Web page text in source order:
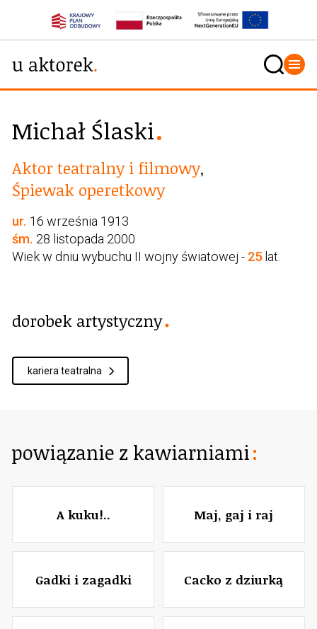
Michał Ślaski
Aktor teatralny i filmowy,
Śpiewak operetkowy
ur. 16 września 1913
śm. 28 listopada 2000
Wiek w dniu wybuchu II wojny światowej - 25lat.
dorobek artystyczny
kariera teatralna
powiązanie z kawiarniami
A kuku!.. Maj, gaj i raj
Gadki i zagadki Cacko z dziurką